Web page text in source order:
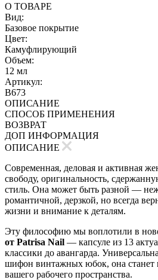
О ТОВАРЕ
Вид:
Базовое покрытие
Цвет:
Камуфлирующий
Объем:
12 мл
Артикул:
B673
ОПИСАНИЕ
СПОСОБ ПРИМЕНЕНИЯ
ВОЗВРАТ
ДОП ИНФОРМАЦИЯ
ОПИСАНИЕ
Современная, деловая и активная
свободу, оригинальность,
стиль. Она может быть разной —
романтичной, дерзкой, но всегда
жизни и внимание к деталям.
Эту философию мы воплотили в
от Patrisa Nail — капсуле из 13
классики до авангарда.
шифон винтажных юбок, она станет
вашего рабочего пространства.